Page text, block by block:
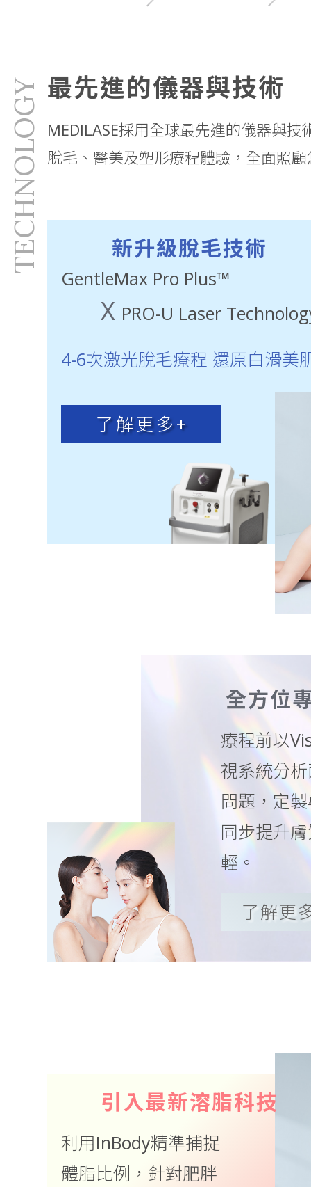
TECHNOLOGY 最先進的儀器與技術
MEDILASE採用全球最先進的儀器與技
脫毛、醫美及塑形療程體驗，全面照
新升級脫毛技術
GentleMax Pro Plus™
X PRO-U Laser
4-6次激光脫毛療程 還原白滑美
了解更多
全方位
療程前以
視系統分
問題，定
同步提升
輕。
了解更
引入最新溶脂科技
利用InBody精準捕捉
體脂比例，針對肥胖